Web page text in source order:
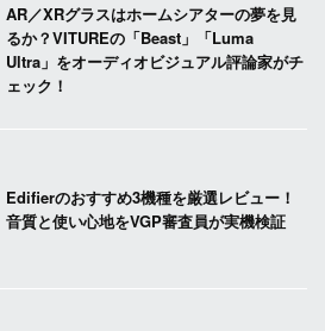
AR／XRグラスはホームシアターの夢を見
るか？VITUREの「Beast」「Luma
Ultra」をオーディオビジュアル評論家がチ
ェック！
Edifierのおすすめ3機種を厳選レビュー！
音質と使い心地をVGP審査員が実機検証